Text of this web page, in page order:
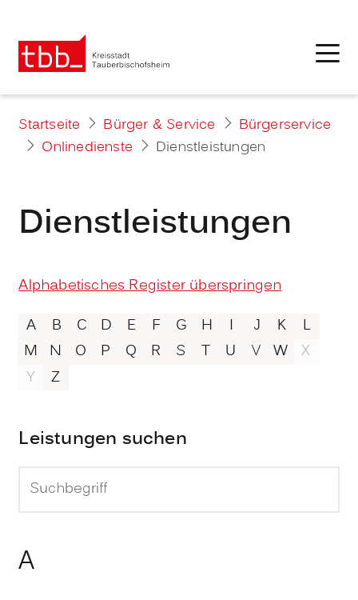
Startseite Bürger & Service
Bürgerservice
Onlinedienste
Dienstleistungen
Dienstleistungen
Alphabetisches Register überspringen
A
B C D E F G H I J K
L
M
N O P Q R S T U V W
X
Y
Z
Leistungen suchen
A